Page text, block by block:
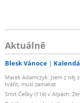
Aktuálně
Blesk Vánoce
Marek Adamczyk: Jsem z
tvářit, musí zamakat
Smrt Češky (†14) v Alpách: